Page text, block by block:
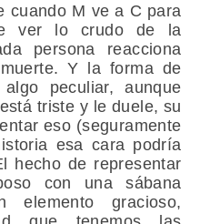
cuando M ve a C para
ver lo crudo de la
persona reacciona
Y la forma de
peculiar, aunque
triste y le duele, su
eso (seguramente
esa cara podría
hecho de representar
con una sábana
gracioso,